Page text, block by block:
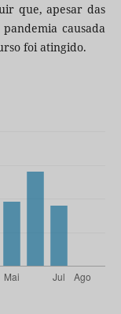
que, apesar das
causada
foi atingido.